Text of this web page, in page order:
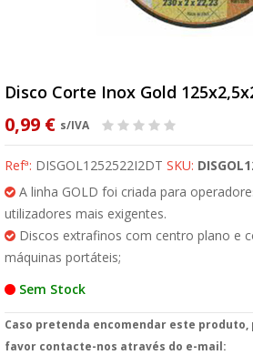
Disco Corte Inox Gold
0,99 € s/IVA
Refª: DISGOL1252522I2DT SKU:
A linha GOLD foi criada para
utilizadores mais exigentes.
Discos extrafinos com centro plano e
máquinas portáteis;
Sem Stock
Caso pretenda encomendar este produto,
favor contacte-nos através do e-mail: